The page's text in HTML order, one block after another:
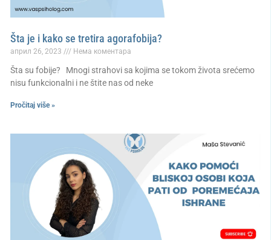
Šta je i kako se tretira agorafobija?
април 26, 2023 Нема коментара
Šta su fobije? Mnogi strahovi sa kojima se tokom života srećemo
nisu funkcionalni i ne štite nas od neke
Pročitaj više »